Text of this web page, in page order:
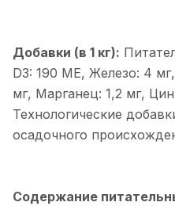
Добавки (в 1 кг):
D3: 190 ME, Железо: 4
мг, Марганец: 1,2 мг,
Технологические
осадочного
Содержание